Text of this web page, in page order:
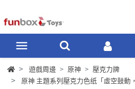
遊戲周邊 原神
壓克力牌
原神 主題系列壓克力色纸「虛空鼓動